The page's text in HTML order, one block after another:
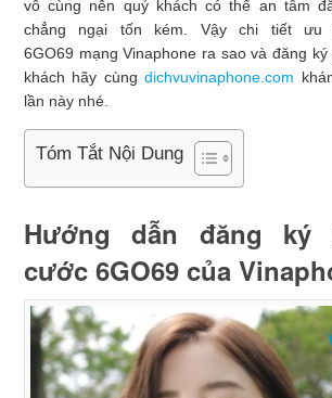
vô cùng nên quý khách có thể an tâm
chẳng ngại tốn kém. Vậy chi tiết
6GO69 mạng Vinaphone ra sao và đăng
khách hãy cùngdichvuvinaphone.com
lần này nhé.
Tóm Tắt Nội Dung
Hướng dẫn đăng ký
cước 6GO69 của